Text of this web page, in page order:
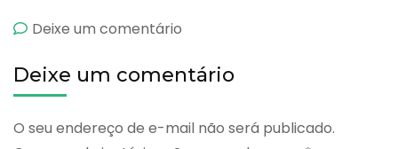
Deixe um comentário
Deixe um comentário
O seu endereço de e-mail não será publicado.